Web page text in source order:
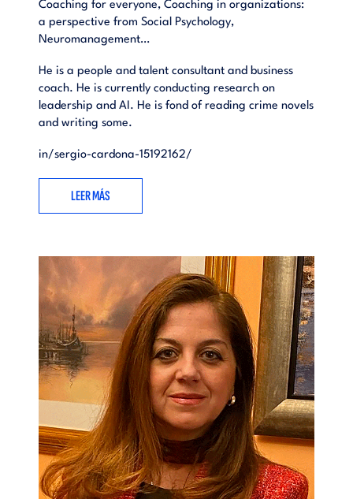
Coaching for everyone, Coaching in organizations:
a perspective from Social Psychology,
Neuromanagement…
He is a people and talent consultant and business
coach. He is currently conducting research on
leadership and AI. He is fond of reading crime novels
and writing some.
in/sergio-cardona-15192162/
LEER MÁS